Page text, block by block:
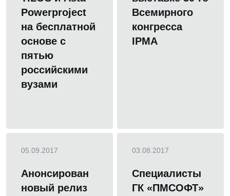
Powerproject
на бесплатной
основе с
пятью
российскими
вузами
Всемирного
конгресса
IPMA
05.09.2017
Анонсирован
новый релиз
03.08.2017
Специалисты
ГК «ПМСОФТ»